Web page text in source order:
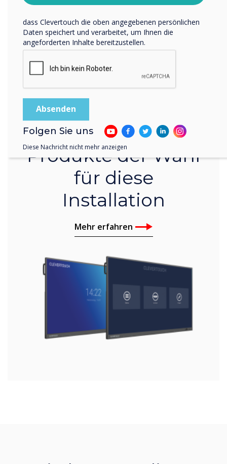
Spotlight-Produkt
Das preisgekrönte
UX Pro und IMPACT
Plus ™ waren die
Produkte der Wahl
für diese
Installation
Mehr erfahren
dass Clevertouch die oben angegebenen persönlichen
Daten speichert und verarbeitet, um Ihnen die
angeforderten Inhalte bereitzustellen.
Folgen Sie uns
Diese Nachricht nicht mehr anzeigen